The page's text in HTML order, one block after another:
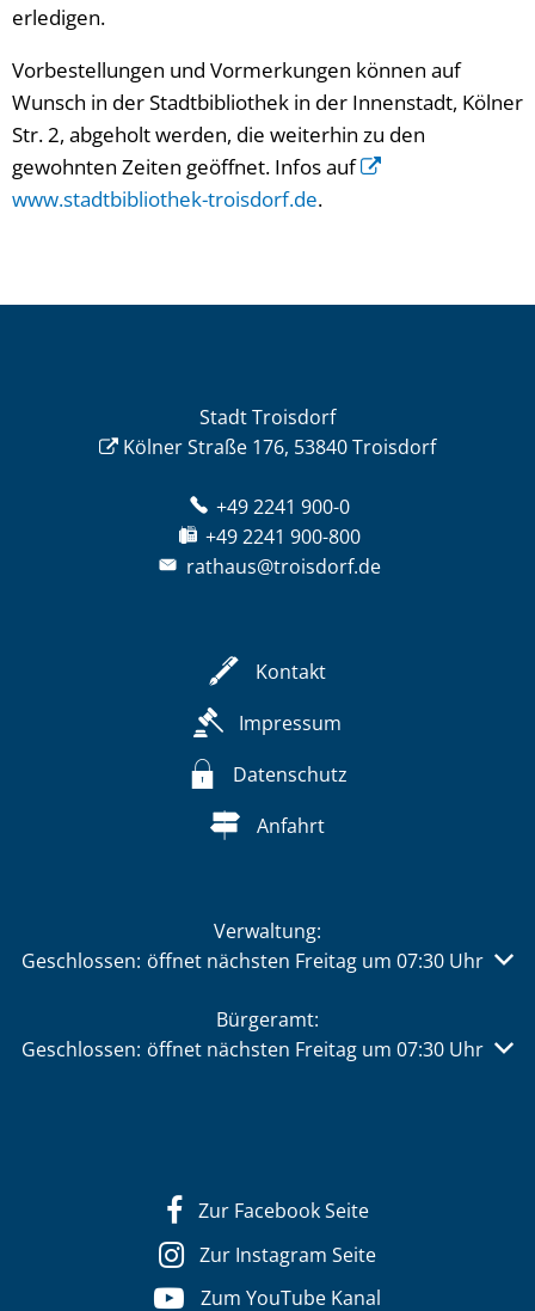
erledigen.
Vorbestellungen und Vormerkungen können auf
Wunsch in der Stadtbibliothek in der Innenstadt, Kölner
Str. 2, abgeholt werden, die weiterhin zu den
gewohnten Zeiten geöffnet. Infos auf
www.stadtbibliothek-troisdorf.de.
Stadt Troisdorf
Kölner Straße 176, 53840 Troisdorf
+49 2241 900-0
+49 2241 900-800
rathaus@troisdorf.de
Kontakt
Impressum
Datenschutz
Anfahrt
Verwaltung:
Klicken, um weitere Öffnungs- oder Schließzeiten
Geschlossen: öffnet nächsten Freitag um 07:30 Uhr
Bürgeramt:
Klicken, um weitere Öffnungs- oder Schließzeiten
Geschlossen: öffnet nächsten Freitag um 07:30 Uhr
Zur Facebook Seite
Zur Instagram Seite
Zum YouTube Kanal